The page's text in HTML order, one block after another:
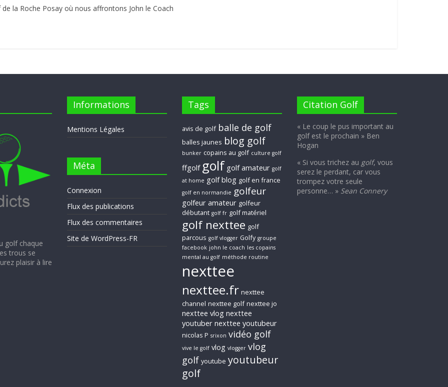
la Roche Posay où nous affrontons John le Coach
golf chaque
trous se
plaisir à lire
Informations
Mentions Légales
Méta
Connexion
Flux des publications
Flux des commentaires
Site de WordPress-FR
Tags
avis de golf balle de golf
balles jaunes blog golf
bunker copains au golf culture golf
ffgolf golf golf amateur golf
at home golf blog golf en france
golf en normandie golfeur
golfeur amateur golfeur
débutant golf fr golf matériel
golf nexttee golf
parcous golf vlogger Golfy groupe
facebook john le coach les copains
mental au golf méthode routine
nexttee
nexttee.fr nexttee
channel nexttee golf nexttee jo
nexttee vlog nexttee
youtuber nexttee youtubeur
nicolas P srixon vidéo golf
vive le golf vlog vlogger vlog
golf youtube youtubeur
golf
Citation Golf
« Le coup le pus important au
golf est le prochain » Ben
Hogan
« Si vous trichez au golf, vous
serez le perdant, car vous
trompez votre seule
personne… » Sean Connery